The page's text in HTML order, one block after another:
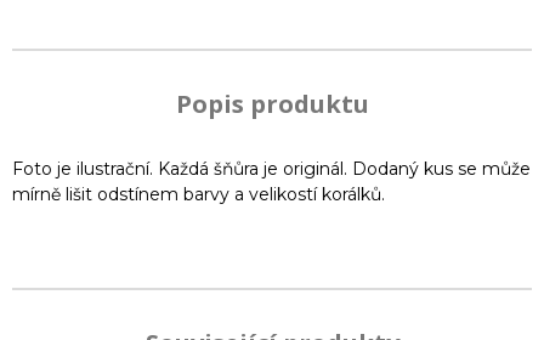
Popis produktu
Foto je ilustrační. Každá šňůra je originál. Dodaný kus se může
mírně lišit odstínem barvy a velikostí korálků.